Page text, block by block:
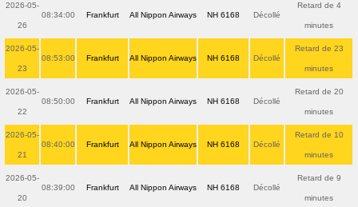
2026-05-
26
08:34:00 Frankfurt All Nippon Airways NH 6168 Décollé
Retard de 4
minutes
2026-05-
23
08:53:00 Frankfurt All Nippon Airways NH 6168 Décollé
Retard de 23
minutes
2026-05-
22
08:50:00 Frankfurt All Nippon Airways NH 6168 Décollé
Retard de 20
minutes
2026-05-
21
08:40:00 Frankfurt All Nippon Airways NH 6168 Décollé
Retard de 10
minutes
2026-05-
20
08:39:00 Frankfurt All Nippon Airways NH 6168 Décollé
Retard de 9
minutes